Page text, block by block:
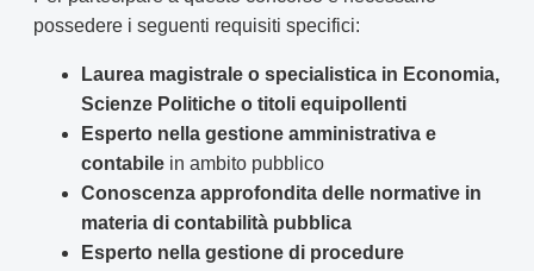
possedere i seguenti requisiti specifici:
Laurea magistrale o specialistica in Economia,
Scienze Politiche o titoli equipollenti
Esperto nella gestione amministrativa e
contabile in ambito pubblico
Conoscenza approfondita delle normative in
materia di contabilità pubblica
Esperto nella gestione di procedure